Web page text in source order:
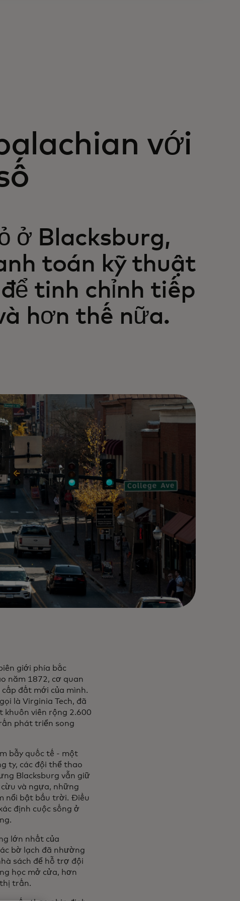
với
ở Blacksburg,
toán kỹ thuật
tinh chỉnh tiếp
hơn thế nữa.
giới phía bắc
năm 1872, cơ quan
đất mới của mình.
là Virginia Tech, đã
viên rộng 2.600
phát triển song
bẫy quốc tế - một
ty, các đội thể thao
Blacksburg vẫn giữ
và ngựa, những
nổi bật bầu trời. Điều
định cuộc sống ở
lớn nhất của
bờ lạch đã nhường
sách để hỗ trợ đội
học mở cửa, hơn
thị trấn.